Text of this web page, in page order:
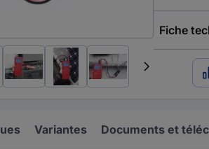
Fiche
Variantes Documents et